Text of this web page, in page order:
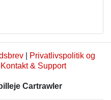
Privatlivspolitik og
Kontakt & Support
Cartrawler